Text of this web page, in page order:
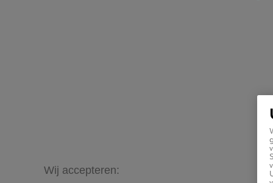
Wij accepteren: